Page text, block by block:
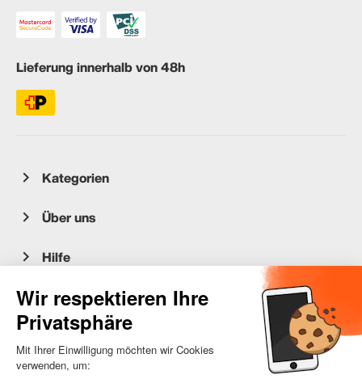
Lieferung innerhalb von 48h
Kategorien
Über uns
Hilfe
Kundenservice
occasion.migros.mobile@recommerce.com
Montag-Freitag 08:00-17:00